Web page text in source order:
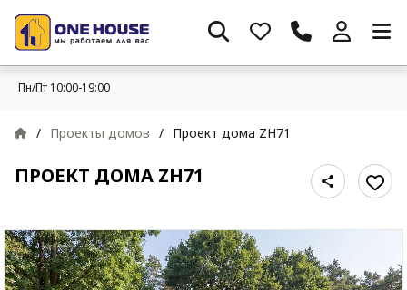
Пн/Пт 10:00-19:00
/ Проекты домов / Проект дома ZH71
ПРОЕКТ ДОМА ZH71